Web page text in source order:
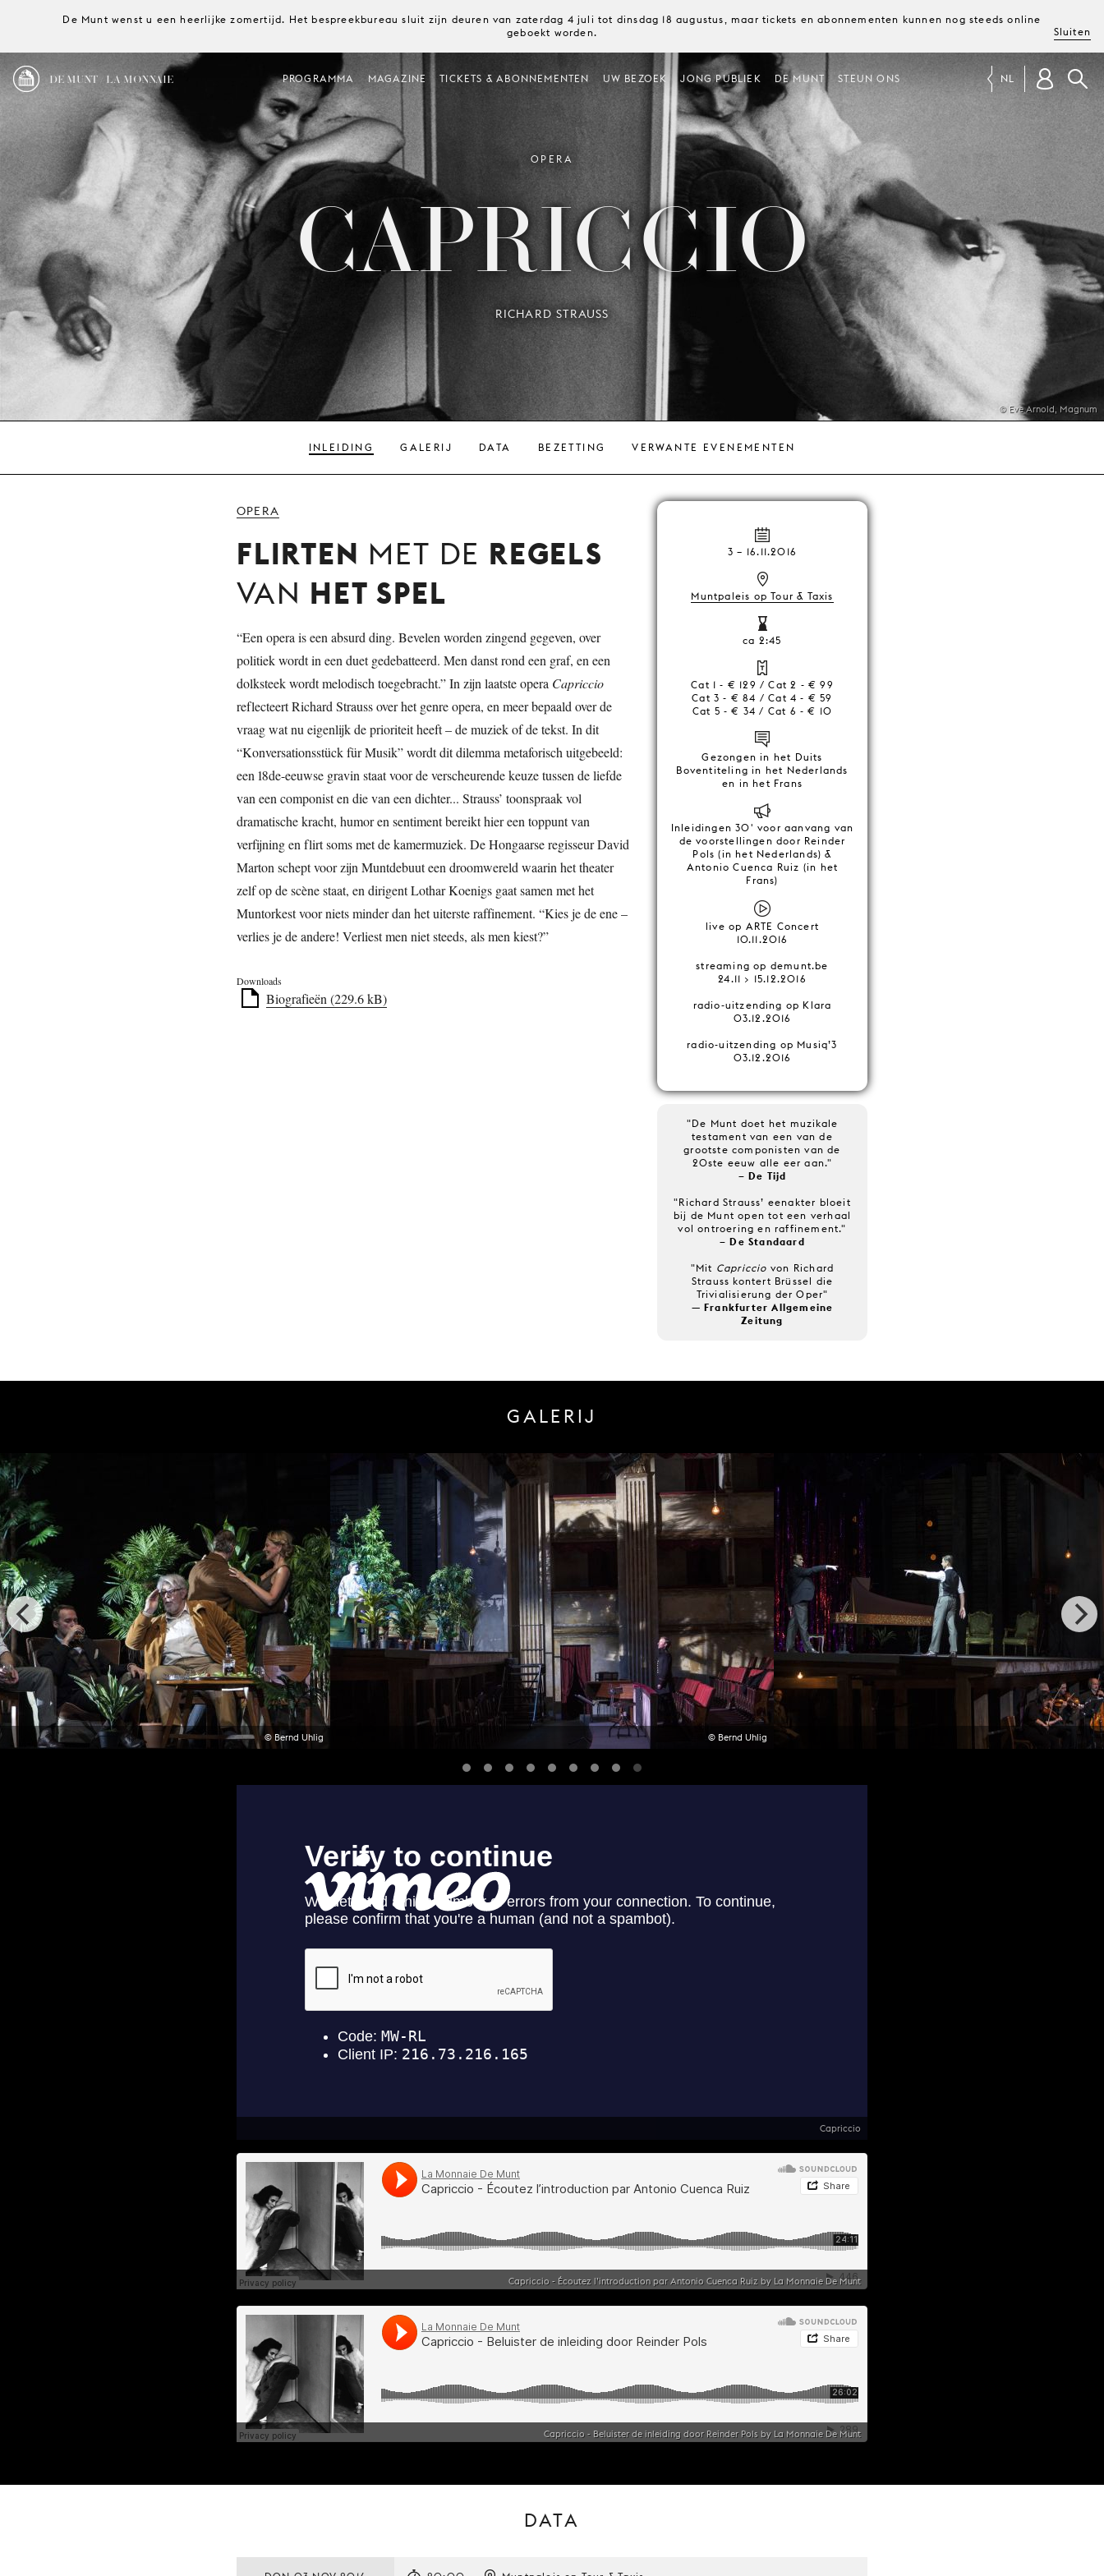
De Munt wenst u een heerlijke zomertijd. Het bespreekbureau sluit zijn deuren van zaterdag 4 juli tot dinsdag 18 augustus, maar tickets en abonnementen kunnen nog steeds online
geboekt worden.
Sluiten
DE MUNT / LA MONNAIE PROGRAMMA MAGAZINE TICKETS & ABONNEMENTEN UW BEZOEK JONG PUBLIEK DE MUNT STEUN ONS NL
© Eve Arnold, Magnum
OPERA
CAPRICCIO
RICHARD STRAUSS
INLEIDING GALERIJ DATA BEZETTING VERWANTE EVENEMENTEN
OPERA
FLIRTEN MET DE REGELS
VAN HET SPEL
“Een opera is een absurd ding. Bevelen worden zingend gegeven, over
politiek wordt in een duet gedebatteerd. Men danst rond een graf, en een
dolksteek wordt melodisch toegebracht.” In zijn laatste opera Capriccio
reflecteert Richard Strauss over het genre opera, en meer bepaald over de
vraag wat nu eigenlijk de prioriteit heeft – de muziek of de tekst. In dit
“Konversationsstück für Musik” wordt dit dilemma metaforisch uitgebeeld:
een 18de-eeuwse gravin staat voor de verscheurende keuze tussen de liefde
van een componist en die van een dichter... Strauss’ toonspraak vol
dramatische kracht, humor en sentiment bereikt hier een toppunt van
verfijning en flirt soms met de kamermuziek. De Hongaarse regisseur David
Marton schept voor zijn Muntdebuut een droomwereld waarin het theater
zelf op de scène staat, en dirigent Lothar Koenigs gaat samen met het
Muntorkest voor niets minder dan het uiterste raffinement. “Kies je de ene –
verlies je de andere! Verliest men niet steeds, als men kiest?”
Downloads
Biografieën (229.6 kB)
3 – 16.11.2016
Muntpaleis op Tour & Taxis
ca 2:45
Cat 1 - € 129 / Cat 2 - € 99
Cat 3 - € 84 / Cat 4 - € 59
Cat 5 - € 34 / Cat 6 - € 10
Gezongen in het Duits
Boventiteling in het Nederlands
en in het Frans
Inleidingen 30' voor aanvang van
de voorstellingen door Reinder
Pols (in het Nederlands) &
Antonio Cuenca Ruiz (in het
Frans)
live op ARTE Concert
10.11.2016
streaming op demunt.be
24.11 > 15.12.2016
radio-uitzending op Klara
03.12.2016
radio-uitzending op Musiq’3
03.12.2016
"De Munt doet het muzikale
testament van een van de
grootste componisten van de
20ste eeuw alle eer aan."
– De Tijd
"Richard Strauss’ eenakter bloeit
bij de Munt open tot een verhaal
vol ontroering en raffinement."
– De Standaard
"Mit Capriccio von Richard
Strauss kontert Brüssel die
Trivialisierung der Oper"
— Frankfurter Allgemeine
Zeitung
GALERIJ
© Bernd Uhlig © Bernd Uhlig
Capriccio
Capriccio - Écoutez l’introduction par Antonio Cuenca Ruiz by La Monnaie De Munt
Capriccio - Beluister de inleiding door Reinder Pols by La Monnaie De Munt
DATA